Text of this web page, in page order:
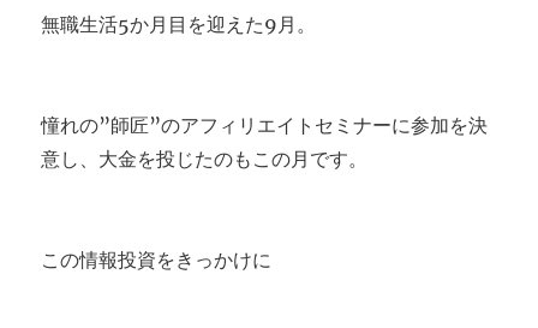
無職生活5か月目を迎えた9月。
憧れの”師匠”のアフィリエイトセミナーに参加を決
意し、大金を投じたのもこの月です。
この情報投資をきっかけに